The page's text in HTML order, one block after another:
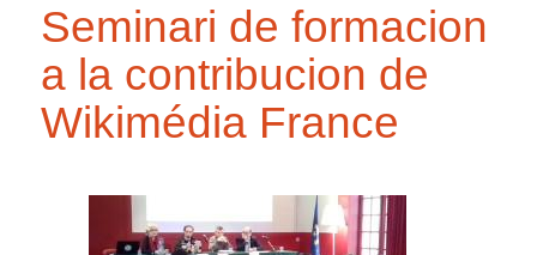
Seminari de formacion
a la contribucion de
Wikimédia France